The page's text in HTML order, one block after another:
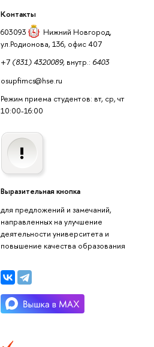
Контакты
603093
Нижний Новгород,
ул.Родионова, 136, офис 407
+7 (831) 4320089,внутр.: 6403
osupfimcs@hse.ru
Режим приема студентов: вт, ср, чт
10:00-16:00
Выразительная кнопка
для предложений и замечаний,
направленных на улучшение
деятельности университета и
повышение качества образования